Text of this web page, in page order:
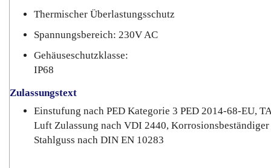
Thermischer Überlastungsschutz
Spannungsbereich: 230V AC
Gehäuseschutzklasse:
IP68
Zulassungstext
Einstufung nach PED Kategorie 3 PED 2014-68-EU,
Luft Zulassung nach VDI 2440, Korrosionsbeständiger
Stahlguss nach DIN EN 10283